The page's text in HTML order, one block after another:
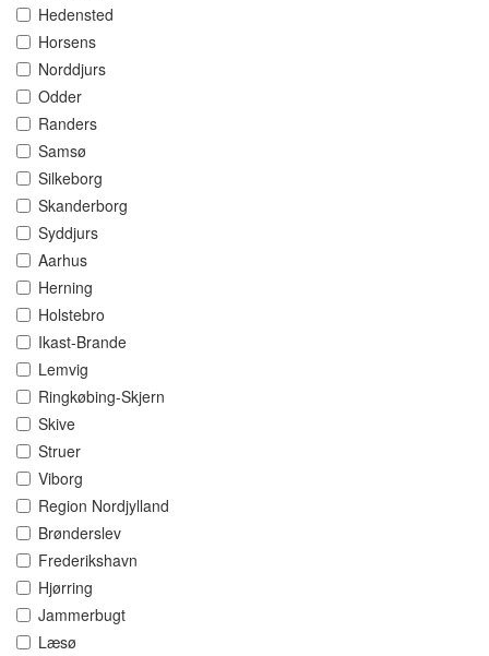
Hedensted
Horsens
Norddjurs
Odder
Randers
Samsø
Silkeborg
Skanderborg
Syddjurs
Aarhus
Herning
Holstebro
Ikast-Brande
Lemvig
Ringkøbing-Skjern
Skive
Struer
Viborg
Region Nordjylland
Brønderslev
Frederikshavn
Hjørring
Jammerbugt
Læsø